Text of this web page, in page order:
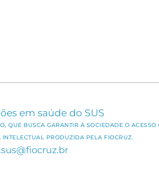
em saúde do SUS
QUE BUSCA GARANTIR À SOCIEDADE O
PRODUZIDA PELA FIOCRUZ.